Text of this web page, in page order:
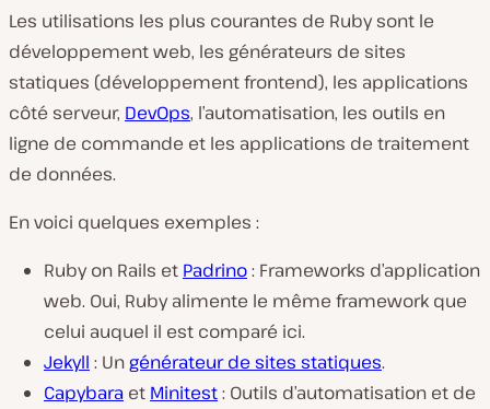
Les utilisations les plus courantes de Ruby sont le
développement web, les générateurs de sites
statiques (développement frontend), les applications
côté serveur, DevOps, l’automatisation, les outils en
ligne de commande et les applications de traitement
de données.
En voici quelques exemples :
Ruby on Rails et Padrino: Frameworks d’application
web. Oui, Ruby alimente le même framework que
celui auquel il est comparé ici.
Jekyll : Ungénérateur de sites statiques.
Capybara et Minitest: Outils d’automatisation et de